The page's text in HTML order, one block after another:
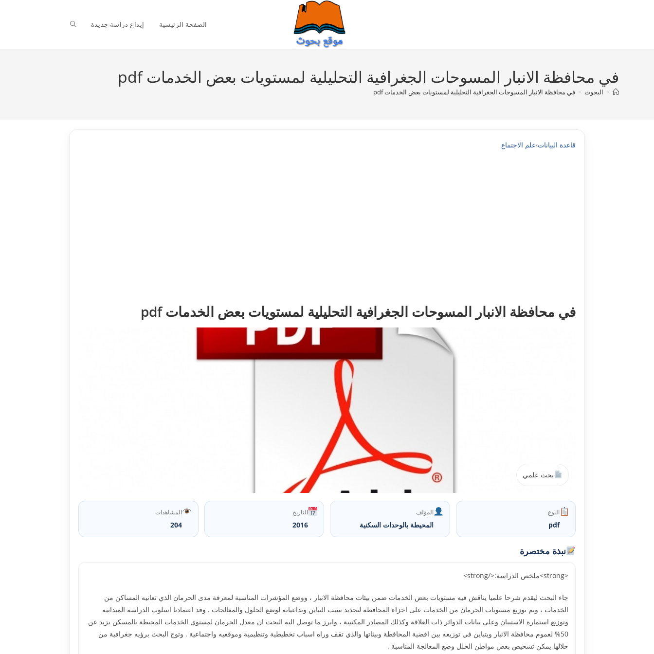
الصفحة الرئيسية إيداع دراسة جديدة Toggle
في محافظة الانبار المسوحات الجغرافية التحليلية لمستويات بعض الخدمات pdf
> البحوث > في محافظة الانبار المسوحات الجغرافية التحليلية لمستويات بعض الخدمات pdf
قاعدة البيانات›علم الاجتماع
في محافظة الانبار المسوحات الجغرافية التحليلية لمستويات بعض الخدمات pdf
بحث علمي
النوع
pdf
المؤلف
المحيطة بالوحدات السكنية
التاريخ
2016
المشاهدات
204
نبذة مختصرة
<strong>ملخص الدراسة:</strong>
جاء البحث ليقدم شرحا علميا يناقش فيه مستويات بعض الخدمات ضمن بيئات محافظة الانبار ، ووضع المؤشرات المناسبة لمعرفة مدى الحرمان الذي تعانيه المساكن من
الخدمات ، وتم توزيع مستويات الحرمان من الخدمات على اجزاء المحافظة لتحديد سبب التباين وتداعياته لوضع الحلول والمعالجات . وقد اعتمادنا اسلوب الدراسة الميدانية
وتوزيع استمارة الاستبيان وعلى بيانات الدوائر ذات العلاقة وكذلك المصادر المكتبية ، وابرز ما توصل اليه البحث ان معدل الحرمان لمستوى الخدمات المحيطة بالمسكن يزيد عن
50% لعموم محافظة الانبار ويتباين في توزيعه بين اقضية المحافظة وبيئاتها والذي تقف وراه اسباب تخطيطية وتنظيمية وموقعيه واجتماعية . وتوج البحث برؤيه جغرافية من
خلالها يمكن تشخيص بعض مواطن الخلل وضع المعالجة المناسبة .